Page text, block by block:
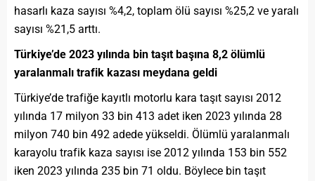
hasarlı kaza sayısı %4,2, toplam ölü sayısı %25,2 ve yaralı
sayısı %21,5 arttı.
Türkiye’de 2023 yılında bin taşıt başına 8,2 ölümlü
yaralanmalı trafik kazası meydana geldi
Türkiye’de trafiğe kayıtlı motorlu kara taşıt sayısı 2012
yılında 17 milyon 33 bin 413 adet iken 2023 yılında 28
milyon 740 bin 492 adede yükseldi. Ölümlü yaralanmalı
karayolu trafik kaza sayısı ise 2012 yılında 153 bin 552
iken 2023 yılında 235 bin 71 oldu. Böylece bin taşıt